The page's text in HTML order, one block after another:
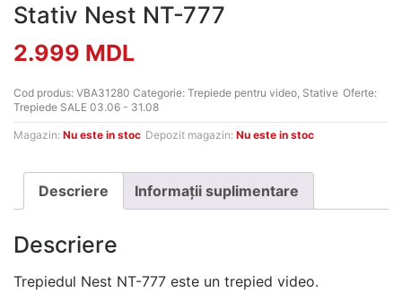
Stativ Nest NT-777
2.999 MDL
Cod produs: VBA31280 Categorie: Trepiede pentru video, Stative Oferte:
Trepiede SALE 03.06 - 31.08
Magazin: Nu este in stoc Depozit magazin: Nu este in stoc
Descriere Informații suplimentare
Descriere
Trepiedul Nest NT-777 este un trepied video.